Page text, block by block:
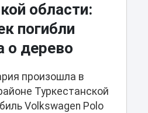
области:
погибли
о дерево
произошла в
Туркестанской
Volkswagen Polo